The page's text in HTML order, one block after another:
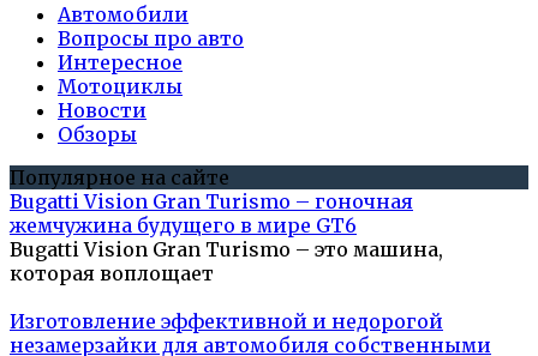
Автомобили
Вопросы про авто
Интересное
Мотоциклы
Новости
Обзоры
Популярное на сайте
Bugatti Vision Gran Turismo – гоночная
жемчужина будущего в мире GT6
Bugatti Vision Gran Turismo – это машина,
которая воплощает
Изготовление эффективной и недорогой
незамерзайки для автомобиля собственными